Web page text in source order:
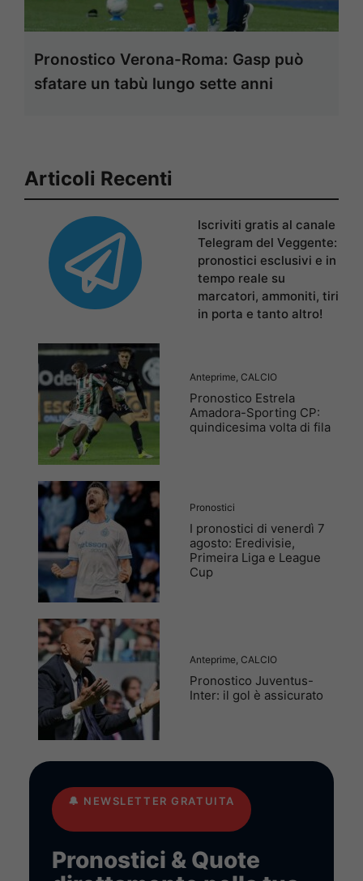
Pronostico Verona-Roma: Gasp può
sfatare un tabù lungo sette anni
Articoli Recenti
Iscriviti gratis al canale
Telegram del Veggente:
pronostici esclusivi e in
tempo reale su
marcatori, ammoniti, tiri
in porta e tanto altro!
Anteprime CALCIO
Pronostico Estrela
Amadora-Sporting CP:
quindicesima volta di fila
Pronostici
I pronostici di venerdì 7
agosto: Eredivisie,
Primeira Liga e League
Cup
Anteprime CALCIO
Pronostico Juventus-
Inter: il gol è assicurato
🔔 NEWSLETTER GRATUITA
Pronostici & Quote